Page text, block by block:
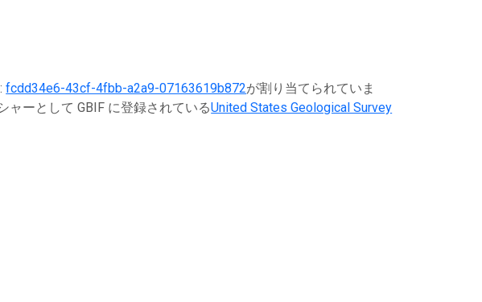
fcdd34e6-43cf-4fbb-a2a9-07163619b872が割り当てられていま
ャーとして GBIF に登録されているUnited States Geological Survey